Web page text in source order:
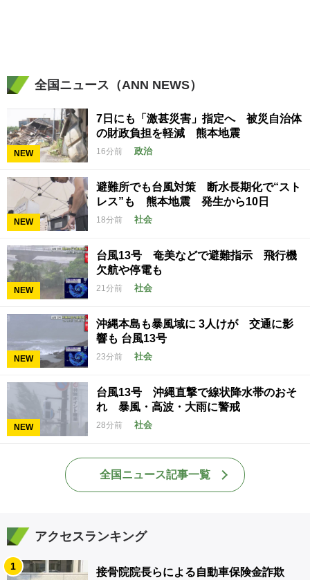
全国ニュース（ANN NEWS）
NEW
7日にも「激甚災害」指定へ 被災自治体
の財政負担を軽減 熊本地震
16分前 政治
NEW
避難所でも台風対策 断水長期化で“スト
レス”も 熊本地震 発生から10日
18分前 社会
NEW
台風13号 奄美などで避難指示 飛行機
欠航や停電も
21分前 社会
NEW
沖縄本島も暴風域に 3人けが 交通に影
響も 台風13号
23分前 社会
NEW
台風13号 沖縄直撃で線状降水帯のおそ
れ 暴風・高波・大雨に警戒
28分前 社会
全国ニュース記事一覧
アクセスランキング
1
接骨院院長らによる自動車保険金詐欺